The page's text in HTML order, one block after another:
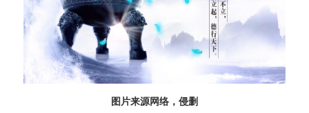
图片来源网络，侵删